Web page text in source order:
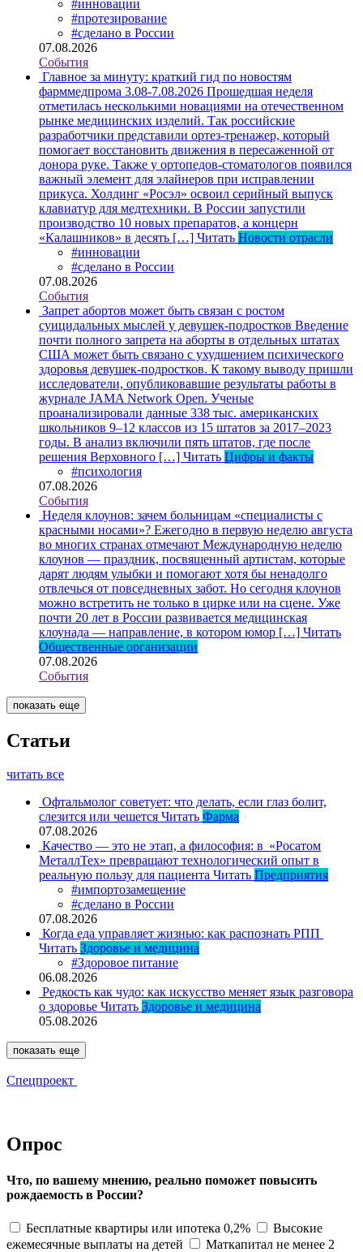
#инновации
#протезирование
#сделано в России
07.08.2026
События
Главное за минуту: краткий гид по новостям
фарммедпрома 3.08-7.08.2026 Прошедшая неделя
отметилась несколькими новациями на отечественном
рынке медицинских изделий. Так российские
разработчики представили ортез-тренажер, который
помогает восстановить движения в пересаженной от
донора руке. Также у ортопедов-стоматологов появился
важный элемент для элайнеров при исправлении
прикуса. Холдинг «Росэл» освоил серийный выпуск
клавиатур для медтехники. В России запустили
производство 10 новых препаратов, а концерн
«Калашников» в десять […] Читать Новости отрасли
#инновации
#сделано в России
07.08.2026
События
Запрет абортов может быть связан с ростом
суицидальных мыслей у девушек-подростков Введение
почти полного запрета на аборты в отдельных штатах
США может быть связано с ухудшением психического
здоровья девушек-подростков. К такому выводу пришли
исследователи, опубликовавшие результаты работы в
журнале JAMA Network Open. Ученые
проанализировали данные 338 тыс. американских
школьников 9–12 классов из 15 штатов за 2017–2023
годы. В анализ включили пять штатов, где после
решения Верховного […] Читать Цифры и факты
#психология
07.08.2026
События
Неделя клоунов: зачем больницам «специалисты с
красными носами»? Ежегодно в первую неделю августа
во многих странах отмечают Международную неделю
клоунов — праздник, посвященный артистам, которые
дарят людям улыбки и помогают хотя бы ненадолго
отвлечься от повседневных забот. Но сегодня клоунов
можно встретить не только в цирке или на сцене. Уже
почти 20 лет в России развивается медицинская
клоунада — направление, в котором юмор […] Читать
Общественные организации
07.08.2026
События
показать еще
Статьи
читать все
Офтальмолог советует: что делать, если глаз болит,
слезится или чешется Читать Фарма
07.08.2026
Качество — это не этап, а философия: в «Росатом
МеталлТех» превращают технологический опыт в
реальную пользу для пациента Читать Предприятия
#импортозамещение
#сделано в России
07.08.2026
Когда еда управляет жизнью: как распознать РПП
Читать Здоровье и медицина
#Здоровое питание
06.08.2026
Редкость как чудо: как искусство меняет язык разговора
о здоровье Читать Здоровье и медицина
05.08.2026
показать еще
Спецпроект
Опрос
Что, по вашему мнению, реально поможет повысить
рождаемость в России?
Бесплатные квартиры или ипотека 0,2%
Высокие
ежемесячные выплаты на детей
Маткапитал не менее 2